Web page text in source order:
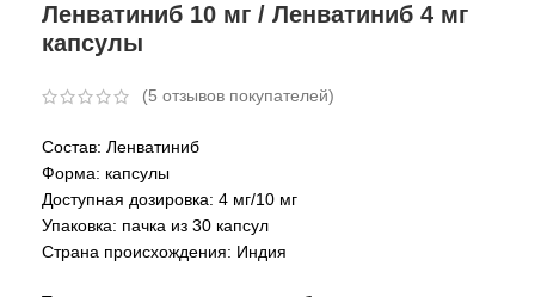
Ленватиниб 10 мг / Ленватиниб 4 мг
капсулы
(5 отзывов покупателей)
Состав: Ленватиниб
Форма: капсулы
Доступная дозировка: 4 мг/10 мг
Упаковка: пачка из 30 капсул
Страна происхождения: Индия